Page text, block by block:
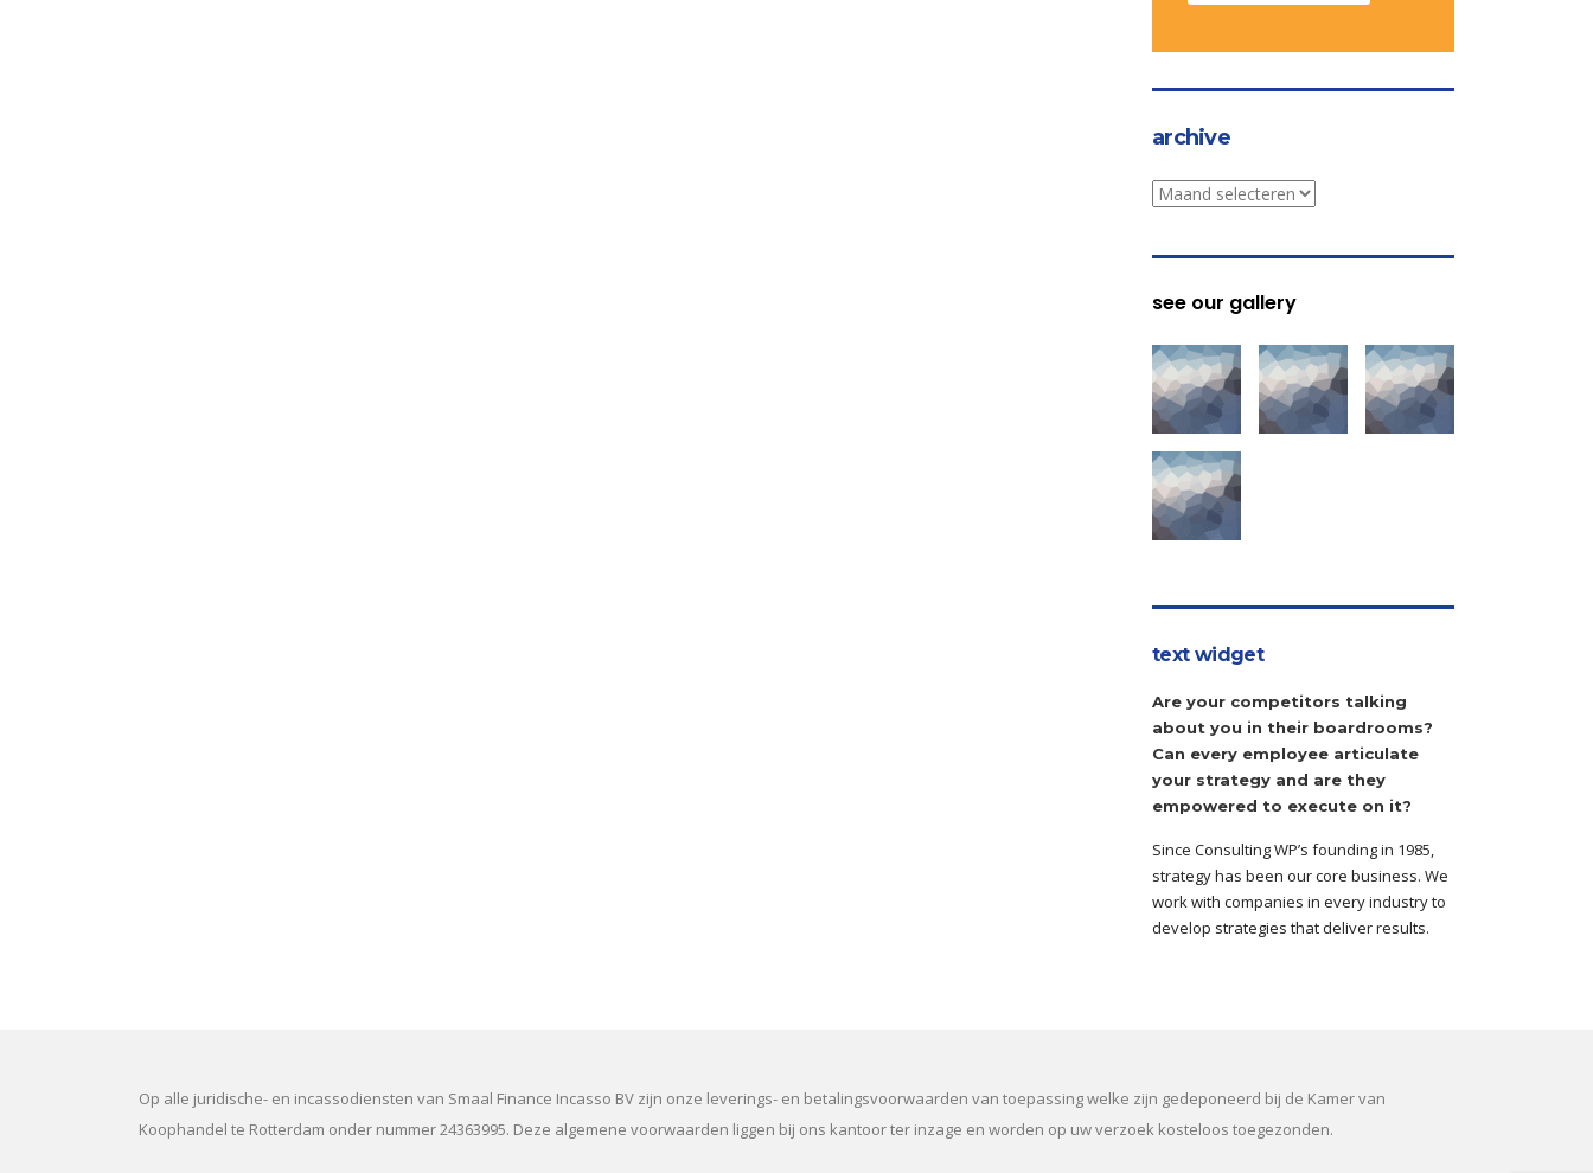
archive
archive
see our gallery
text widget
Are your competitors talking
about you in their boardrooms?
Can every employee articulate
your strategy and are they
empowered to execute on it?
Since Consulting WP’s founding in 1985,
strategy has been our core business. We
work with companies in every industry to
develop strategies that deliver results.
Op alle juridische- en incassodiensten van Smaal Finance Incasso BV zijn onze leverings- en betalingsvoorwaarden van toepassing welke zijn gedeponeerd bij de Kamer van
Koophandel te Rotterdam onder nummer 24363995. Deze algemene voorwaarden liggen bij ons kantoor ter inzage en worden op uw verzoek kosteloos toegezonden.